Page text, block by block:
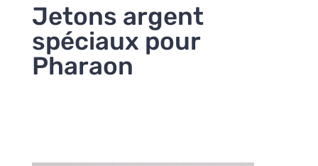
Jetons argent
spéciaux pour
Pharaon